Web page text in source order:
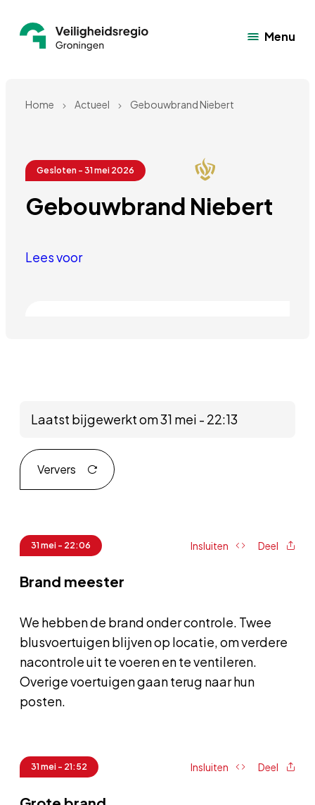
Menu
Home Actueel Gebouwbrand Niebert
Gesloten - 31 mei 2026
Gebouwbrand Niebert
Lees voor
Laatst bijgewerkt om 31 mei - 22:13
Ververs
31 mei - 22:06 Insluiten Deel
Brand meester
We hebben de brand onder controle. Twee
blusvoertuigen blijven op locatie, om verdere
nacontrole uit te voeren en te ventileren.
Overige voertuigen gaan terug naar hun
posten.
31 mei - 21:52 Insluiten Deel